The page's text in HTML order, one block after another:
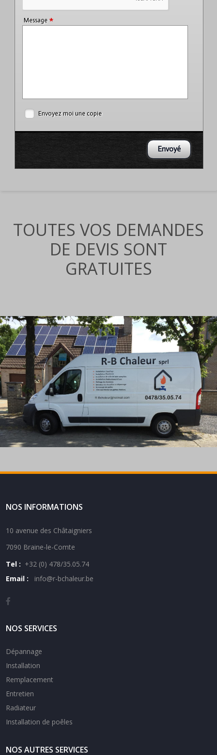
Message *
Envoyez moi une copie
TOUTES VOS DEMANDES
DE DEVIS SONT
GRATUITES
NOS INFORMATIONS
10 avenue des Châtaigniers
7090 Braine-le-Comte
Tel : +32 (0) 478/35.05.74
Email :
info@r-bchaleur.be
NOS SERVICES
Dépannage
Installation
Remplacement
Entretien
Radiateur
Installation de poêles
NOS AUTRES SERVICES